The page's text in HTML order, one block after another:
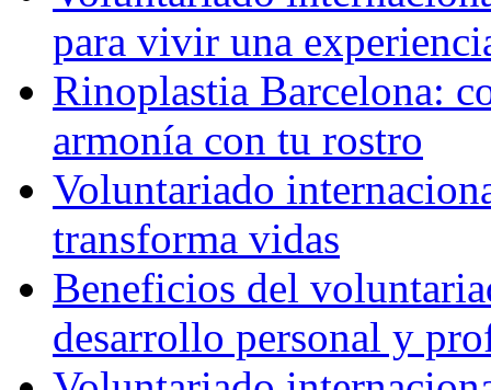
para vivir una
Rinoplastia Barcelona:
armonía con tu rostro
Voluntariado
transforma vidas
Beneficios del
desarrollo personal y